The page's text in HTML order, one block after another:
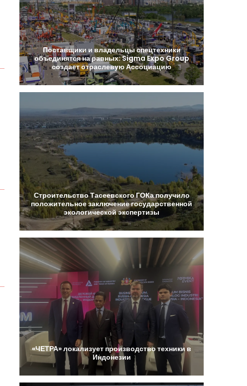
Поставщики и владельцыспецтехники
объединятсянаравных:SigmaExpoGroup
создаетотраслевуюАссоциацию
СтроительствоТасеевскогоГОКаполучило
положительноезаключениегосударственной
экологическойэкспертизы
«ЧЕТРА»локализует производство техникив
Индонезии